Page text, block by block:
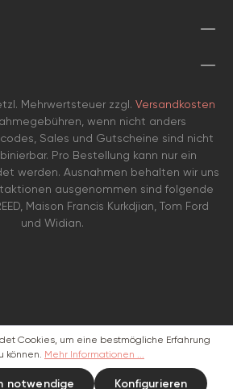
Mehrwertsteuer zzgl. Versandkosten
wenn nicht anders
Sales und Gutscheine sind nicht
Pro Bestellung kann nur ein
werden. Ausnahmen behalten wir uns
ausgenommen sind folgende
Maison Francis Kurkdjian, Tom Ford
und Widian.
Cookies, um eine bestmögliche Erfahrung
können. Mehr Informationen ...
notwendige Konfigurieren